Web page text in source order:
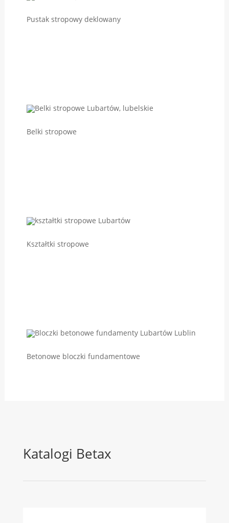
Pustak stropowy deklowany
Belki stropowe
Kształtki stropowe
Betonowe bloczki fundamentowe
Katalogi Betax